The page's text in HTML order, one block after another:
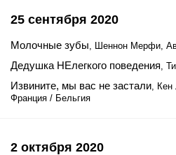
25 сентября 2020
Молочные зубы, Шеннон Мерфи,
Дедушка НЕлегкого поведения,
Извините, мы вас не застали, Кен
Франция / Бельгия
2 октября 2020